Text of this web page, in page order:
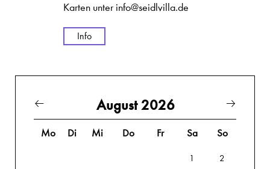
Karten unter info@seidlvilla.de
Info
August 2026
Mo Di Mi Do Fr Sa So
1 2